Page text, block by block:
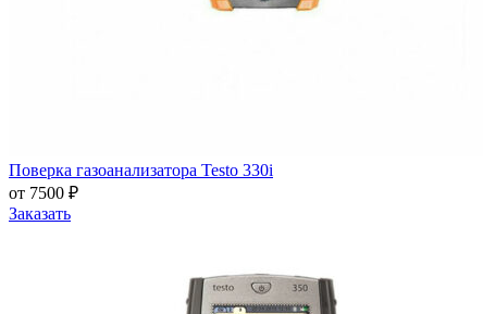
Поверка газоанализатора Testo 330i
от 7500 ₽
Заказать